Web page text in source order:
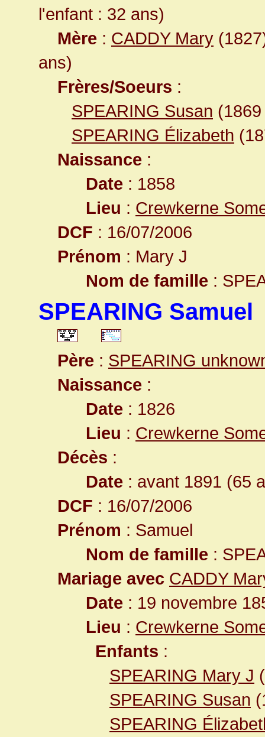
l'enfant : 32 ans)
Mère : CADDY Mary
ans)
Frères/Soeurs :
SPEARING Susan
SPEARING Élizabeth
Naissance :
Date : 1858
Lieu : Crewkerne
DCF : 16/07/2006
Prénom : Mary J
Nom de famille :
SPEARING Samuel
Père : SPEARING
Naissance :
Date : 1826
Lieu : Crewkerne
Décès :
Date : avant 1891 (65
DCF : 16/07/2006
Prénom : Samuel
Nom de famille :
Mariage avec CADDY
Date : 19 novembre
Lieu : Crewkerne
Enfants :
SPEARING Mary J
SPEARING Susan
SPEARING